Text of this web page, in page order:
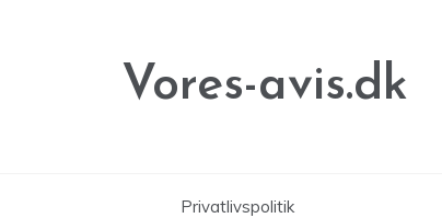
Vores-avis.dk
Privatlivspolitik